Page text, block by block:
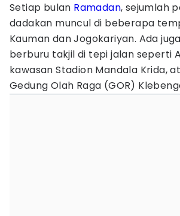
Setiap bulan Ramadan, sejumlah
dadakan muncul di beberapa
Kauman dan Jogokariyan. Ada
berburu takjil di tepi jalan seperti
kawasan Stadion Mandala Krida,
Gedung Olah Raga (GOR)